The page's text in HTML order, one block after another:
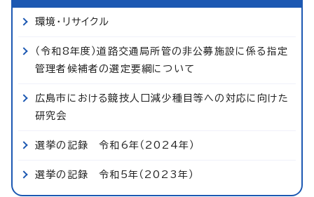
環境・リサイクル
（令和8年度）道路交通局所管の非公募施設に係る指定
管理者候補者の選定要綱について
広島市における競技人口減少種目等への対応に向けた
研究会
選挙の記録 令和6年（2024年）
選挙の記録 令和5年（2023年）